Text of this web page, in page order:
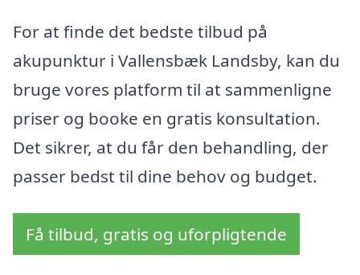
For at finde det bedste tilbud på
akupunktur i Vallensbæk Landsby, kan du
bruge vores platform til at sammenligne
priser og booke en gratis konsultation.
Det sikrer, at du får den behandling, der
passer bedst til dine behov og budget.
Få tilbud, gratis og uforpligtende